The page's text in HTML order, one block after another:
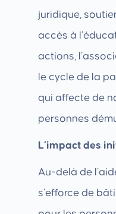
juridique,
accès à
actions,
le cycle de la
qui affecte de
personnes
L’impact des
Au-delà de
s’efforce de